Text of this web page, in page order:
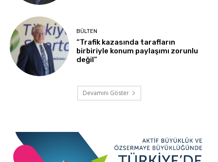
BÜLTEN
“Trafik kazasında tarafların
birbiriyle konum paylaşımı zorunlu
değil”
Devamını Göster